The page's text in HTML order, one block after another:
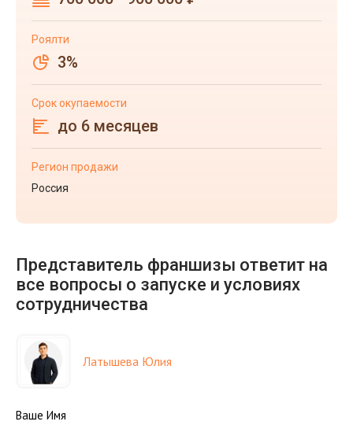
Роялти
3%
Срок окупаемости
до 6 месяцев
Регион продажи
Россия
Представитель франшизы ответит на
все вопросы о запуске и условиях
сотрудничества
Латышева Юлия
Ваше Имя